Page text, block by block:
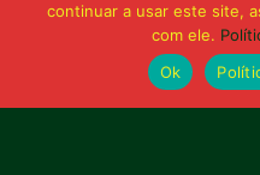
continuar a usar este site,
com ele.
Ok